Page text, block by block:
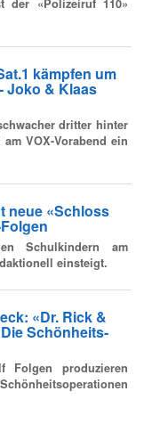
der «Polizeiruf 110»
kämpfen um
Joko & Klaas
dritter hinter
VOX-Vorabend ein
neue «Schloss
Schulkindern am
einsteigt.
«Dr. Rick &
Schönheits-
Folgen produzieren